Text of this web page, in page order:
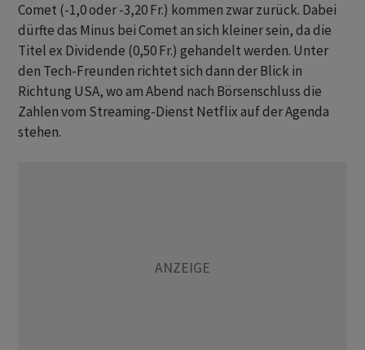
Comet (-1,0 oder -3,20 Fr.) kommen zwar zurück. Dabei
dürfte das Minus bei Comet an sich kleiner sein, da die
Titel ex Dividende (0,50 Fr.) gehandelt werden. Unter
den Tech-Freunden richtet sich dann der Blick in
Richtung USA, wo am Abend nach Börsenschluss die
Zahlen vom Streaming-Dienst Netflix auf der Agenda
stehen.